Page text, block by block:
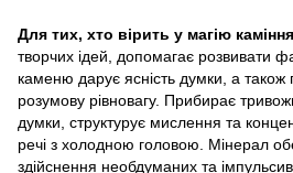
Для тих, хто вірить у магію
творчих ідей, допомагає розвивати
каменю дарує ясність думки, а також
розумову рівновагу. Прибирає
думки, структурує мислення та
речі з холодною головою. Мінерал
здійснення необдуманих та